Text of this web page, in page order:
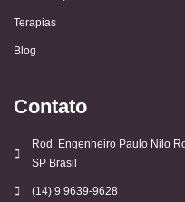
Terapias
Blog
Contato
Rod. Engenheiro Paulo Nilo
SP Brasil
(14) 9 9639-9628